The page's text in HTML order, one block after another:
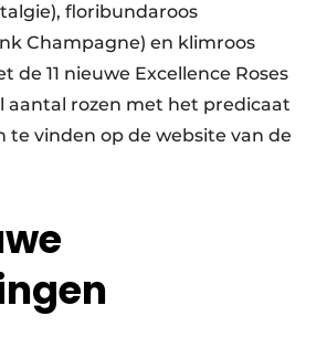
floribundaroos
Champagne) en klimroos
de 11 nieuwe Excellence Roses
aantal rozen met het predicaat
te vinden op de website van de